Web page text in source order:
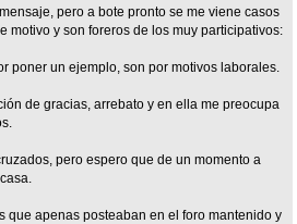
pero a bote pronto se me viene casos
motivo y son foreros de los muy participativos:
poner un ejemplo, son por motivos laborales.
de gracias, arrebato y en ella me preocupa
pero espero que de un momento a
que apenas posteaban en el foro mantenido y